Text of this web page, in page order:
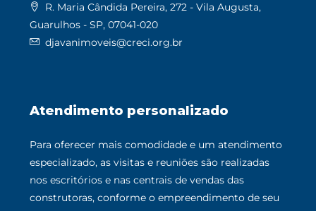
R. Maria Cândida Pereira, 272 - Vila Augusta,
Guarulhos - SP, 07041-020
djavanimoveis@creci.org.br
Atendimento personalizado
Para oferecer mais comodidade e um atendimento
especializado, as visitas e reuniões são realizadas
nos escritórios e nas centrais de vendas das
construtoras, conforme o empreendimento de seu